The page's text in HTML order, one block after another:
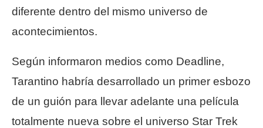
diferente dentro del mismo universo de
acontecimientos.
Según informaron medios como Deadline,
Tarantino habría desarrollado un primer esbozo
de un guión para llevar adelante una película
totalmente nueva sobre el universo Star Trek